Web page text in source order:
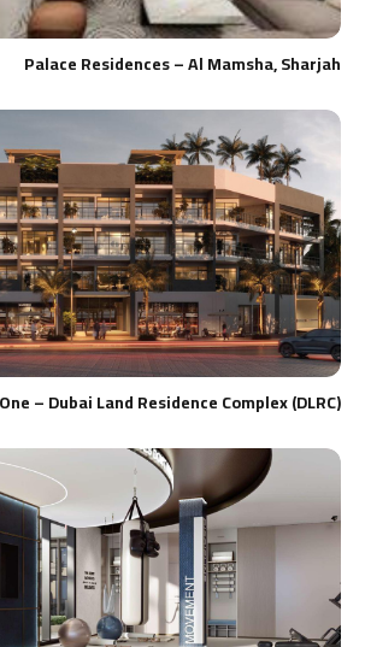
Palace Residences – Al Mamsha, Sharjah
– Dubai Land Residence Complex (DLRC)